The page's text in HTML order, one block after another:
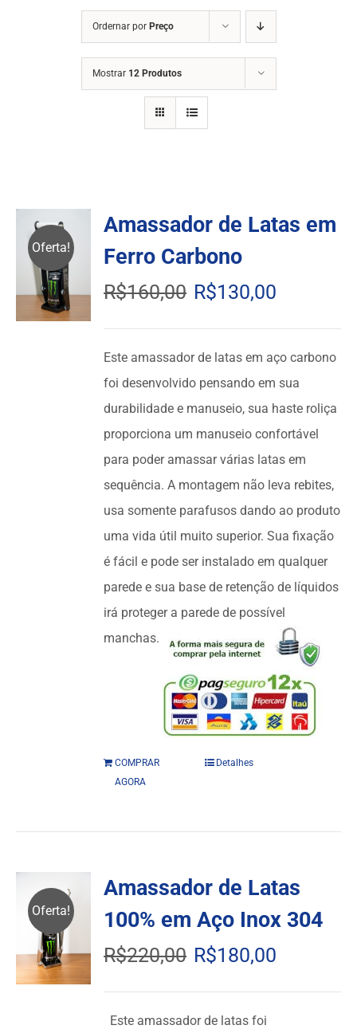
Ordernar por Preço
Mostrar 12 Produtos
Oferta!
Amassador de Latas em
Ferro Carbono
R$160,00 Original
R$160,00.
R$130,00
R$130,00.
Este amassador de latas em aço carbono
foi desenvolvido pensando em sua
durabilidade e manuseio, sua haste roliça
proporciona um manuseio confortável
para poder amassar várias latas em
sequência. A montagem não leva rebites,
usa somente parafusos dando ao produto
uma vida útil muito superior. Sua fixação
é fácil e pode ser instalado em qualquer
parede e sua base de retenção de líquidos
irá proteger a parede de possível
manchas.
COMPRAR
AGORA
Detalhes
Oferta!
Amassador de Latas
100% em Aço Inox 304
R$220,00 Original
R$220,00.
R$180,00
Este amassador de latas foi